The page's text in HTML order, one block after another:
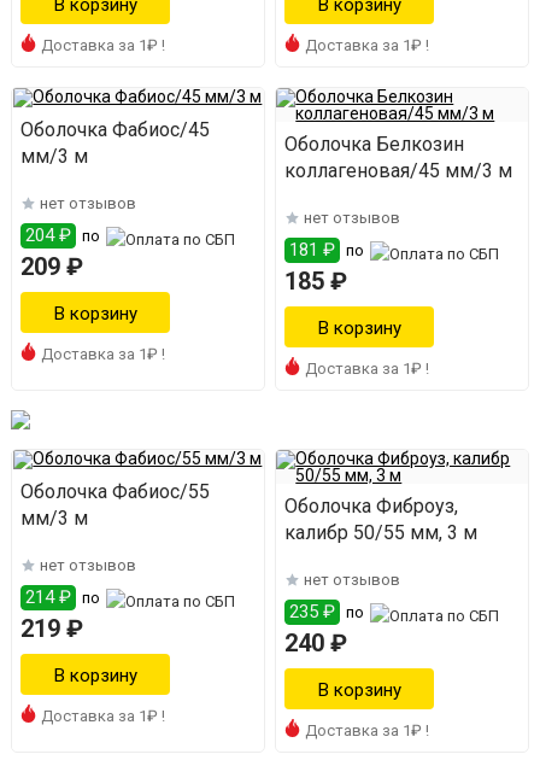
Доставка за 1₽ ! Доставка за 1₽ !
Оболочка Фабиос/45
мм/3 м
нет отзывов
204 ₽ по
209 ₽
Доставка за 1₽ !
Оболочка Белкозин
коллагеновая/45 мм/3 м
нет отзывов
181 ₽ по
185 ₽
Доставка за 1₽ !
Оболочка Фабиос/55
мм/3 м
нет отзывов
214 ₽ по
219 ₽
Доставка за 1₽ !
Оболочка Фиброуз,
калибр 50/55 мм, 3 м
нет отзывов
235 ₽ по
240 ₽
Доставка за 1₽ !